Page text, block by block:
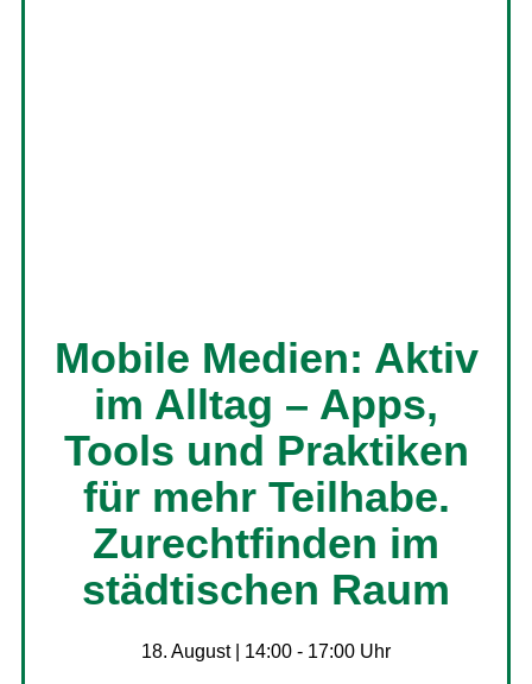
Mobile Medien: Aktiv
im Alltag – Apps,
Tools und Praktiken
für mehr Teilhabe.
Zurechtfinden im
städtischen Raum
18. August | 14:00 - 17:00